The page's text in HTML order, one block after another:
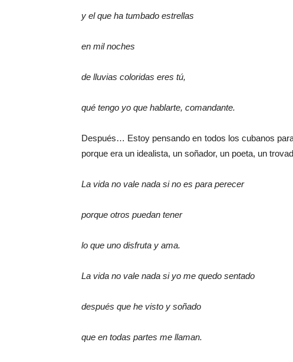
y el que ha tumbado estrellas
en mil noches
de lluvias coloridas eres tú,
qué tengo yo que hablarte, comandante.
Después… Estoy pensando en todos los cubanos
porque era un idealista, un soñador, un poeta, un
La vida no vale nada si no es para perecer
porque otros puedan tener
lo que uno disfruta y ama.
La vida no vale nada si yo me quedo sentado
después que he visto y soñado
que en todas partes me llaman.